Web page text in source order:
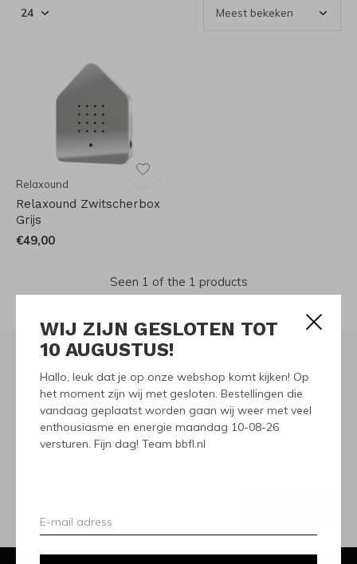
WIJ ZIJN GESLOTEN TOT
10 AUGUSTUS!
Hallo, leuk dat je op onze webshop komt kijken! Op
het moment zijn wij met gesloten. Bestellingen die
vandaag geplaatst worden gaan wij weer met veel
enthousiasme en energie maandag 10-08-26
versturen. Fijn dag! Team bbfl.nl
Relaxound
Relaxound Zwitscherbox
Grijs
€49,00
Seen 1 of the 1 products
Meld je aan voor onze
nieuwsbrief
Ontvang de nieuwste aanbiedingen en promoties